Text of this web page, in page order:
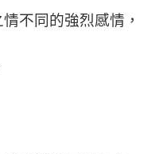
不同的強烈感情，